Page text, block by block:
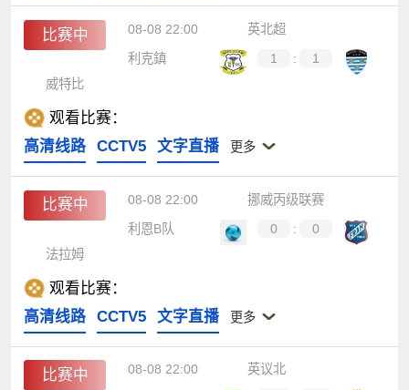
比赛中 08-08 22:00
英北超
利克鎮
1 :
1
威特比
观看比赛：
高清线路
CCTV5 文字直播 更多
比赛中 08-08 22:00
挪威丙级联赛
利恩B队
0 :
0
法拉姆
观看比赛：
高清线路
CCTV5 文字直播 更多
比赛中 08-08 22:00
英议北